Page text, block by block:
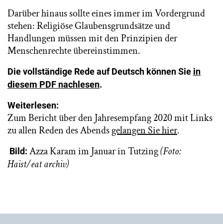
Darüber hinaus sollte eines immer im Vordergrund
stehen: Religiöse Glaubensgrundsätze und
Handlungen müssen mit den Prinzipien der
Menschenrechte übereinstimmen.
Die vollständige Rede auf Deutsch können Sie in
diesem PDF nachlesen.
Weiterlesen:
Zum Bericht über den Jahresempfang 2020 mit Links
zu allen Reden des Abendsgelangen Sie hier.
Bild: Azza Karam im Januar in Tutzing(Foto:
Haist/eat archiv)